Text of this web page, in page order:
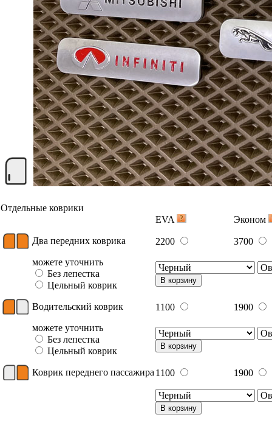
Отдельные коврики
EVA
Эконом
Два передних коврика 2200
3700
можете уточнить
Без лепестка
Цельный коврик
В корзину
Водительский коврик 1100
1900
можете уточнить
Без лепестка
Цельный коврик
В корзину
Коврик переднего пассажира 1100 1900
В корзину